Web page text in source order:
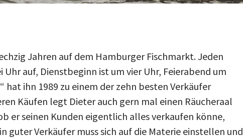
Jahren auf dem Hamburger Fischmarkt. Jeden
auf, Dienstbeginn ist um vier Uhr, Feierabend um
hat ihn 1989 zu einem der zehn besten Verkäufer
Käufen legt Dieter auch gern mal einen Räucheraal
er seinen Kunden eigentlich alles verkaufen könne,
guter Verkäufer muss sich auf die Materie einstellen und